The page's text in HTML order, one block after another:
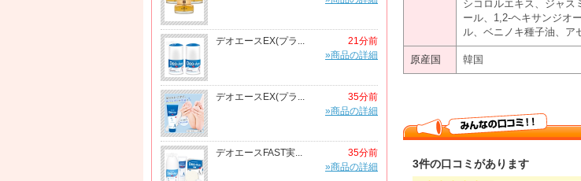
デオエースEX(プラ...
21分前
»商品の詳細
デオエースEX(プラ...
35分前
»商品の詳細
デオエースFAST実...
35分前
»商品の詳細
シコロルエキス、ジャス
ール、1,2-ヘキサンジオ
ル、ベニノキ種子油、ア
原産国 韓国
3件の口コミがあります